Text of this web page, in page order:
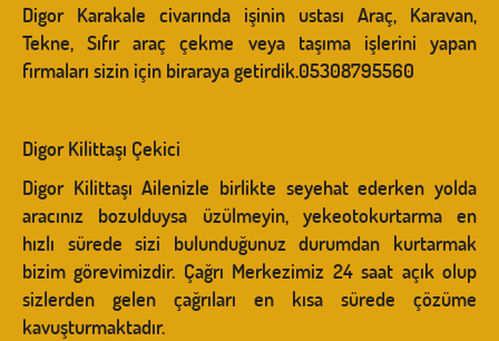
Digor Karakale civarında işinin ustası Araç, Karavan,
Tekne, Sıfır araç çekme veya taşıma işlerini yapan
firmaları sizin için biraraya getirdik.05308795560
Digor Kilittaşı Çekici
Digor Kilittaşı Ailenizle birlikte seyehat ederken yolda
aracınız bozulduysa üzülmeyin, yekeotokurtarma en
hızlı sürede sizi bulunduğunuz durumdan kurtarmak
bizim görevimizdir. Çağrı Merkezimiz 24 saat açık olup
sizlerden gelen çağrıları en kısa sürede çözüme
kavuşturmaktadır.